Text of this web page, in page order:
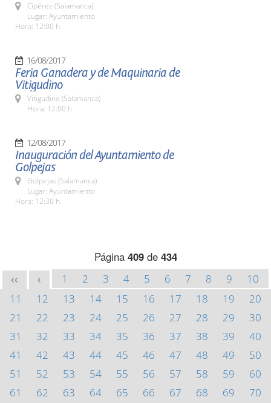
Cipérez (Salamanca)
Lugar: Ayuntamiento
Hora: 12:00 h.
16/08/2017
Feria Ganadera y de Maquinaria de
Vitigudino
Vitigudino (Salamanca)
Hora: 12:00 h.
12/08/2017
Inauguración del Ayuntamiento de
Golpejas
Golpejas (Salamanca)
Lugar: Ayuntamiento
Hora: 12:30 h.
Página 409de 434
<< < 1 2 3 4 5 6 7 8 9
10
11
12 13 14 15 16 17 18 19
20
21
22 23 24 25 26 27 28 29
30
31
32 33 34 35 36 37 38 39
40
41
42 43 44 45 46 47 48 49
50
51
52 53 54 55 56 57 58 59
60
61
62 63 64 65 66 67 68 69
70